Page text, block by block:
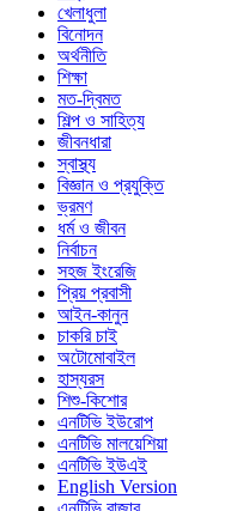
খেলাধুলা
বিনোদন
অর্থনীতি
শিক্ষা
মত-দ্বিমত
শিল্প ও সাহিত্য
জীবনধারা
স্বাস্থ্য
বিজ্ঞান ও প্রযুক্তি
ভ্রমণ
ধর্ম ও জীবন
নির্বাচন
সহজ ইংরেজি
প্রিয় প্রবাসী
আইন-কানুন
চাকরি চাই
অটোমোবাইল
হাস্যরস
শিশু-কিশোর
এনটিভি ইউরোপ
এনটিভি মালয়েশিয়া
এনটিভি ইউএই
English Version